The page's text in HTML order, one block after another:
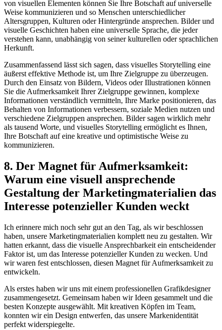
von visuellen Elementen können Sie Ihre Botschaft auf ‍universelle
Weise⁣ kommunizieren ​und so Menschen‍ unterschiedlicher
Altersgruppen, Kulturen oder Hintergründe ansprechen. Bilder und
⁤visuelle Geschichten ⁤haben eine universelle Sprache, die jeder
verstehen kann, unabhängig ⁢von ⁣seiner kulturellen ⁣oder sprachlichen
Herkunft.
Zusammenfassend lässt sich‌ sagen,‌ dass visuelles Storytelling eine
äußerst‌ effektive Methode ist, um Ihre Zielgruppe zu überzeugen.
Durch den Einsatz ​von Bildern, Videos oder Illustrationen können
Sie ⁣die Aufmerksamkeit Ihrer Zielgruppe gewinnen, komplexe
Informationen verständlich⁣ vermitteln, Ihre Marke positionieren,⁢ das
Behalten von Informationen verbessern, soziale‍ Medien nutzen und
verschiedene Zielgruppen ansprechen. Bilder sagen ‌wirklich mehr ​
als tausend Worte, ​und visuelles Storytelling⁤ ermöglicht es Ihnen,
Ihre ⁢Botschaft auf eine kreative und optimistische⁢ Weise zu ​
kommunizieren.
8. Der Magnet für Aufmerksamkeit:
Warum eine visuell ansprechende
Gestaltung der Marketingmaterialien ⁤das
Interesse potenzieller⁢ Kunden‌ weckt
Ich erinnere mich noch ‌sehr gut an den‌ Tag,⁢ als wir beschlossen
haben, unsere Marketingmaterialien komplett neu‍ zu gestalten. Wir
hatten erkannt, dass die visuelle ​Ansprechbarkeit ein entscheidender
‌Faktor ist, ‌um ⁤das⁢ Interesse potenzieller Kunden zu wecken. Und
wir waren fest entschlossen, diesen Magnet für Aufmerksamkeit zu
entwickeln.
Als erstes haben wir uns mit einem professionellen Grafikdesigner​
zusammengesetzt. ⁢Gemeinsam haben wir Ideen gesammelt und ⁤die
⁤besten Konzepte ausgewählt. Mit kreativen Köpfen im Team,
konnten wir ⁢ein Design⁤ entwerfen,⁤ das unsere⁢ Markenidentität
⁤perfekt ⁢widerspiegelte.